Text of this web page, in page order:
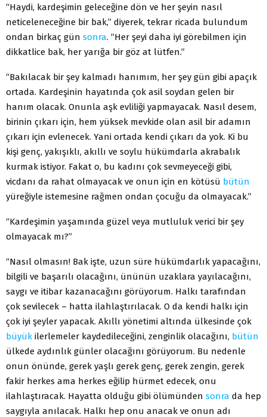
“Haydi, kardeşimin geleceğine dön ve her şeyin nasıl
neticeleneceğine bir bak,” diyerek, tekrar ricada bulundum
ondan birkaç gün sonra. “Her şeyi daha iyi görebilmen için
dikkatlice bak, her yarığa bir göz at lütfen.”
“Bakılacak bir şey kalmadı hanımım, her şey gün gibi apaçık
ortada. Kardeşinin hayatında çok asil soydan gelen bir
hanım olacak. Onunla aşk evliliği yapmayacak. Nasıl desem,
birinin çıkarı için, hem yüksek mevkide olan asil bir adamın
çıkarı için evlenecek. Yani ortada kendi çıkarı da yok. Ki bu
kişi genç, yakışıklı, akıllı ve soylu hükümdarla akrabalık
kurmak istiyor. Fakat o, bu kadını çok sevmeyeceği gibi,
vicdanı da rahat olmayacak ve onun için en kötüsü bütün
yüreğiyle istemesine rağmen ondan çocuğu da olmayacak.”
“Kardeşimin yaşamında güzel veya mutluluk verici bir şey
olmayacak mı?”
“Nasıl olmasın! Bak işte, uzun süre hükümdarlık yapacağını,
bilgili ve başarılı olacağını, ününün uzaklara yayılacağını,
saygı ve itibar kazanacağını görüyorum. Halkı tarafından
çok sevilecek – hatta ilahlaştırılacak. O da kendi halkı için
çok iyi şeyler yapacak. Akıllı yönetimi altında ülkesinde çok
büyük ilerlemeler kaydedileceğini, zenginlik olacağını, bütün
ülkede aydınlık günler olacağını görüyorum. Bu nedenle
onun önünde, gerek yaşlı gerek genç, gerek zengin, gerek
fakir herkes ama herkes eğilip hürmet edecek, onu
ilahlaştıracak. Hayatta olduğu gibi ölümünden sonra da hep
saygıyla anılacak. Halkı hep onu anacak ve onun adı